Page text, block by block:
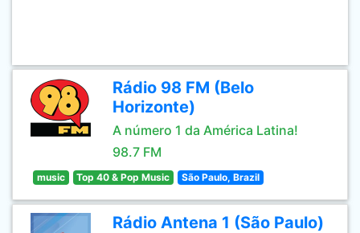
Rádio 98 FM (Belo
Horizonte)
A número 1 da América Latina!
98.7 FM
music Top 40 & Pop Music São Paulo, Brazil
Rádio Antena 1 (São Paulo)